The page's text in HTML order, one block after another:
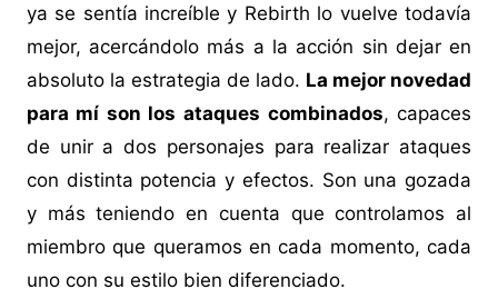
ya se sentía increíble y Rebirth lo vuelve todavía
mejor, acercándolo más a la acción sin dejar en
absoluto la estrategia de lado. La mejor novedad
para mí son los ataques combinados, capaces
de unir a dos personajes para realizar ataques
con distinta potencia y efectos. Son una gozada
y más teniendo en cuenta que controlamos al
miembro que queramos en cada momento, cada
uno con su estilo bien diferenciado.